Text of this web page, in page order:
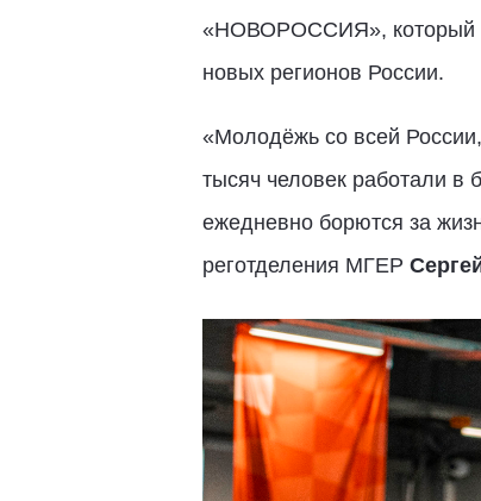
«НОВОРОССИЯ», который
новых регионов России.
«Молодёжь со всей
тысяч человек работали в
ежедневно борются за
реготделения МГЕР